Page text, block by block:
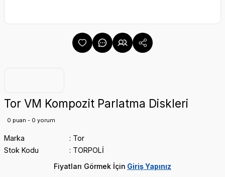
Tor VM Kompozit Parlatma Diskleri
0 puan - 0 yorum
Marka
Tor
Stok Kodu
TORPOLİ
Fiyatları Görmek İçin Giriş Yapınız